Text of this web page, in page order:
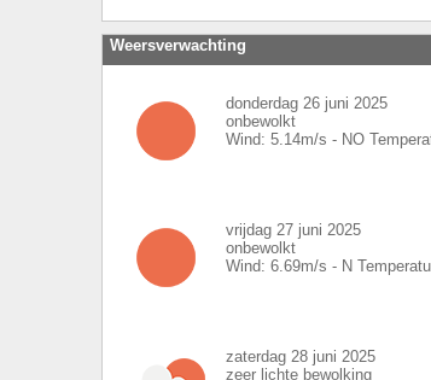
Weersverwachting
donderdag 26 juni 2025
onbewolkt
Wind: 5.14m/s - NO
vrijdag 27 juni 2025
onbewolkt
Wind: 6.69m/s - N
zaterdag 28 juni 2025
zeer lichte bewolking